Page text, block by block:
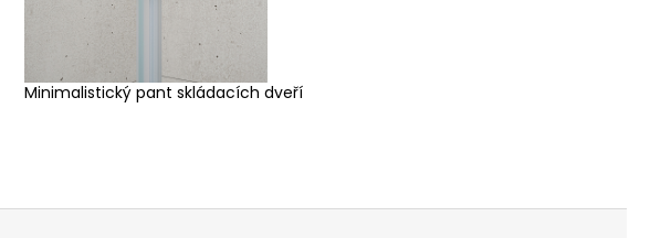
Minimalistický pant skládacích dveří